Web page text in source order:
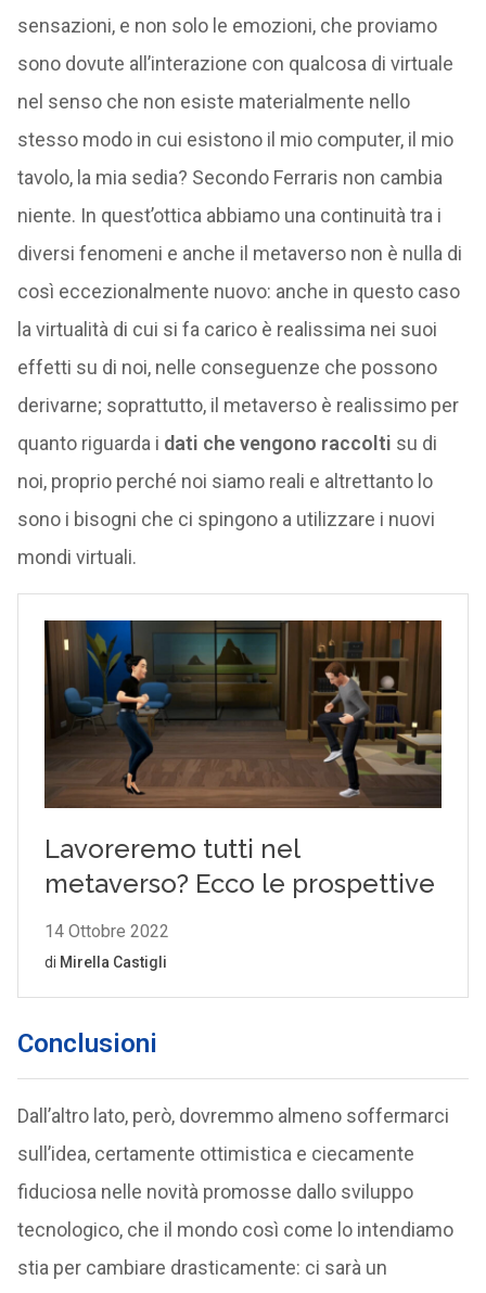
sensazioni, e non solo le emozioni, che proviamo
sono dovute all’interazione con qualcosa di virtuale
nel senso che non esiste materialmente nello
stesso modo in cui esistono il mio computer, il mio
tavolo, la mia sedia? Secondo Ferraris non cambia
niente. In quest’ottica abbiamo una continuità tra i
diversi fenomeni e anche il metaverso non è nulla di
così eccezionalmente nuovo: anche in questo caso
la virtualità di cui si fa carico è realissima nei suoi
effetti su di noi, nelle conseguenze che possono
derivarne; soprattutto, il metaverso è realissimo per
quanto riguarda i dati che vengono raccolti su di
noi, proprio perché noi siamo reali e altrettanto lo
sono i bisogni che ci spingono a utilizzare i nuovi
mondi virtuali.
Conclusioni
Dall’altro lato, però, dovremmo almeno soffermarci
sull’idea, certamente ottimistica e ciecamente
fiduciosa nelle novità promosse dallo sviluppo
tecnologico, che il mondo così come lo intendiamo
stia per cambiare drasticamente: ci sarà un